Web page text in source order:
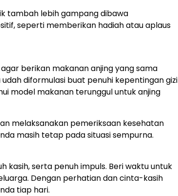
tambah lebih gampang dibawa
seperti memberikan hadiah atau aplaus
berikan makanan anjing yang sama
diformulasi buat penuhi kepentingan gizi
model makanan terunggul untuk anjing
melaksanakan pemeriksaan kesehatan
masih tetap pada situasi sempurna.
kasih, serta penuh impuls. Beri waktu untuk
Dengan perhatian dan cinta-kasih
tiap hari.